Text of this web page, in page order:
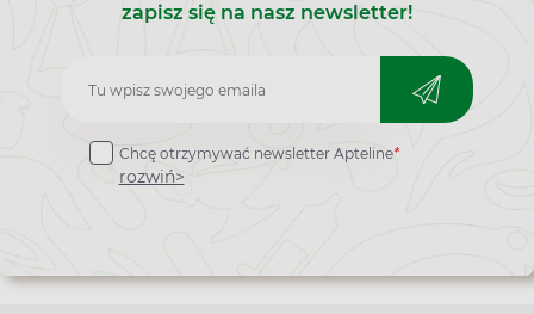
zapisz się na nasz newsletter!
Zapisz
do
newslettera
Chcę otrzymywać newsletter Apteline*
rozwiń>